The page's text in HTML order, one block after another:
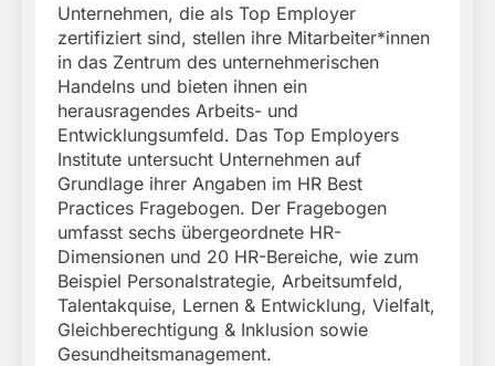
Unternehmen, die als Top Employer
zertifiziert sind, stellen ihre Mitarbeiter*innen
in das Zentrum des unternehmerischen
Handelns und bieten ihnen ein
herausragendes Arbeits- und
Entwicklungsumfeld. Das Top Employers
Institute untersucht Unternehmen auf
Grundlage ihrer Angaben im HR Best
Practices Fragebogen. Der Fragebogen
umfasst sechs übergeordnete HR-
Dimensionen und 20 HR-Bereiche, wie zum
Beispiel Personalstrategie, Arbeitsumfeld,
Talentakquise, Lernen & Entwicklung, Vielfalt,
Gleichberechtigung & Inklusion sowie
Gesundheitsmanagement.